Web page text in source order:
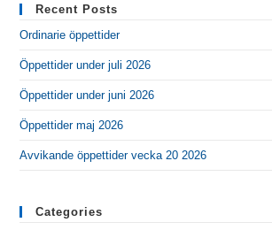
Recent Posts
Ordinarie öppettider
Öppettider under juli 2026
Öppettider under juni 2026
Öppettider maj 2026
Avvikande öppettider vecka 20 2026
Categories